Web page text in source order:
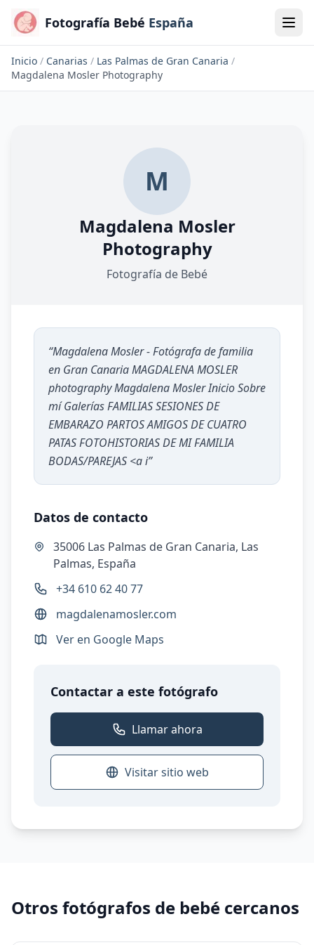
Fotografía Bebé España
Inicio / Canarias / Las Palmas de Gran Canaria /
Magdalena Mosler Photography
M
Magdalena Mosler
Photography
Fotografía de Bebé
“Magdalena Mosler - Fotógrafa de familia
en Gran Canaria MAGDALENA MOSLER
photography Magdalena Mosler Inicio Sobre
mí Galerías FAMILIAS SESIONES DE
EMBARAZO PARTOS AMIGOS DE CUATRO
PATAS FOTOHISTORIAS DE MI FAMILIA
BODAS/PAREJAS <a i”
Datos de contacto
35006 Las Palmas de Gran Canaria, Las
Palmas, España
+34 610 62 40 77
magdalenamosler.com
Ver en Google Maps
Contactar a este fotógrafo
Llamar ahora
Visitar sitio web
Otros fotógrafos de bebé cercanos